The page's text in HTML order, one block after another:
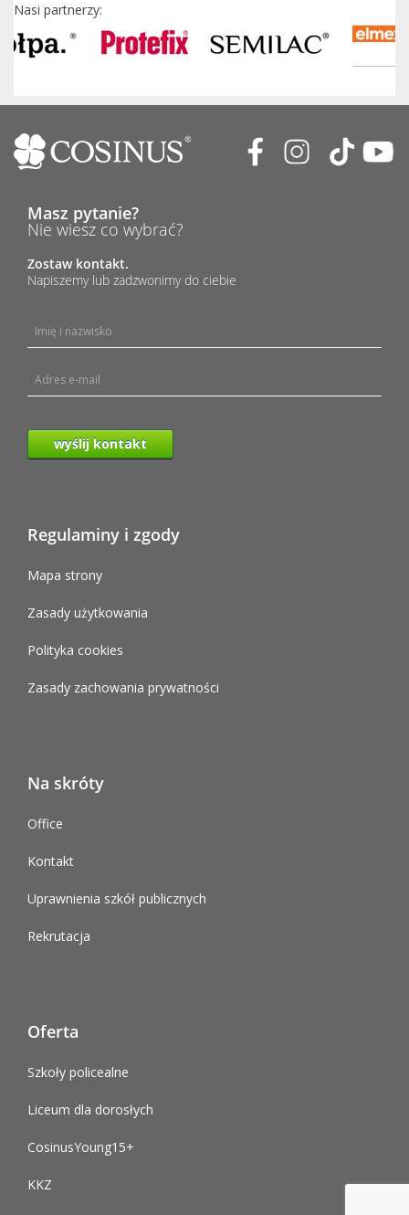
Nasi partnerzy:
Masz pytanie?
Nie wiesz co wybrać?
Zostaw kontakt.
Napiszemy lub zadzwonimy do ciebie
wyślij kontakt
Regulaminy i zgody
Mapa strony
Zasady użytkowania
Polityka cookies
Zasady zachowania prywatności
Na skróty
Office
Kontakt
Uprawnienia szkół publicznych
Rekrutacja
Oferta
Szkoły policealne
Liceum dla dorosłych
CosinusYoung15+
KKZ